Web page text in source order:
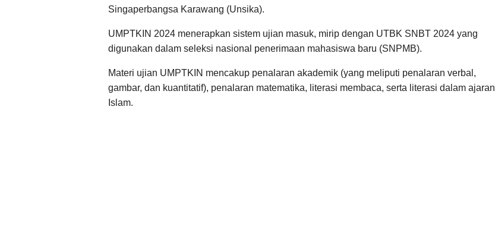
Singaperbangsa Karawang (Unsika).
UMPTKIN 2024 menerapkan sistem ujian masuk, mirip dengan UTBK SNBT 2024 yang
digunakan dalam seleksi nasional penerimaan mahasiswa baru (SNPMB).
Materi ujian UMPTKIN mencakup penalaran akademik (yang meliputi penalaran verbal,
gambar, dan kuantitatif), penalaran matematika, literasi membaca, serta literasi dalam ajaran
Islam.